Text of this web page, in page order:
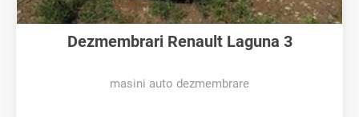
Dezmembrari Renault Laguna 3
masini auto dezmembrare